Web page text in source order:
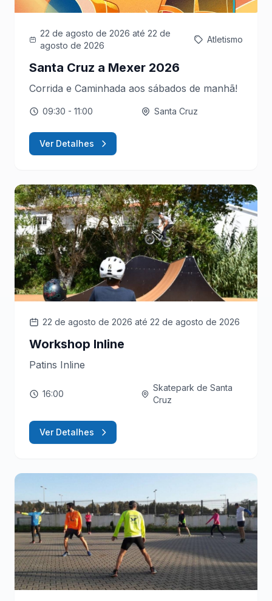
22 de agosto de 2026 até 22 de
agosto de 2026
Atletismo
Santa Cruz a Mexer 2026
Corrida e Caminhada aos sábados de manhã!
09:30 - 11:00 Santa Cruz
Ver Detalhes
22 de agosto de 2026 até 22 de agosto de 2026
Workshop Inline
Patins Inline
16:00
Skatepark de Santa
Cruz
Ver Detalhes